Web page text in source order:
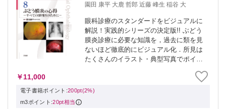
園田 康平 大鹿 哲郎 近藤 峰生 稲谷 大
眼科診療のスタンダードをビジュアルに
解説！実践的シリーズの決定版!! ぶどう
膜炎診療に必要な知識を，過去に類を見
ないほど徹底的にビジュアル化．所見は
たくさんのイラスト・典型写真でポイン
も満載で，第一線で活躍する先生方の考
え方がわかる．すべての眼科医の先生に
￥11,000
電子書籍ポイント:200pt(2%)
m3ポイント:20pt相当